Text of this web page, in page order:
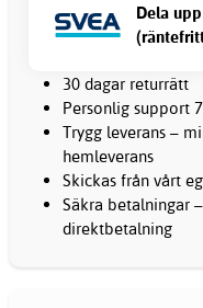
Dela
30 dagar returrätt
Personlig support
Trygg leverans –
hemleverans
Skickas från vårt
Säkra betalningar
direktbetalning